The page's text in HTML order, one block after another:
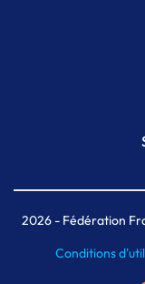
2026- Fédération
Conditions